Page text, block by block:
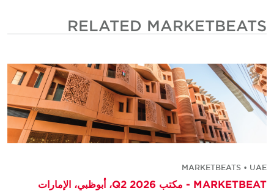
RELATED MARKETBEATS
MARKETBEATS • UAE
MARKETBEAT - مكتب Q2 2026، أبوظبي، الإمارات